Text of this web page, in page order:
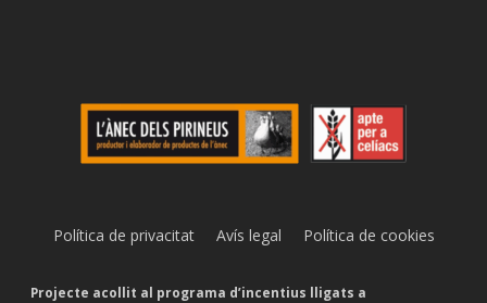
Política de privacitatAvís legal Política de cookies
Projecte acollit al programa d’incentius lligats a